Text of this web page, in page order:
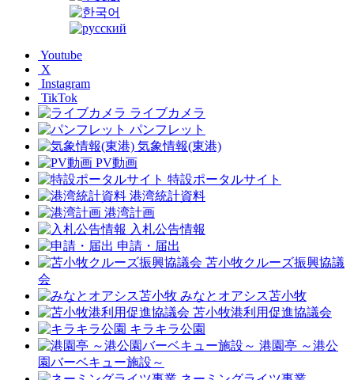
Youtube
X
Instagram
TikTok
ライブカメラ
パンフレット
気象情報(東港)
PV動画
特設ポータルサイト
港湾統計資料
港湾計画
入札公告情報
申請・届出
苫小牧クルーズ振興協議
会
みなとオアシス苫小牧
苫小牧港利用促進協議会
キラキラ公園
港園亭 ～港公
園バーベキュー施設～